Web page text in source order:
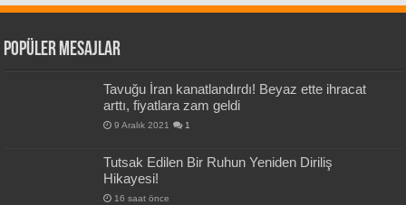
Popüler Mesajlar
Tavuğu İran kanatlandırdı! Beyaz ette ihracat
arttı, fiyatlara zam geldi
9 Aralık 2021 1
Tutsak Edilen Bir Ruhun Yeniden Diriliş
Hikayesi!
16 saat önce